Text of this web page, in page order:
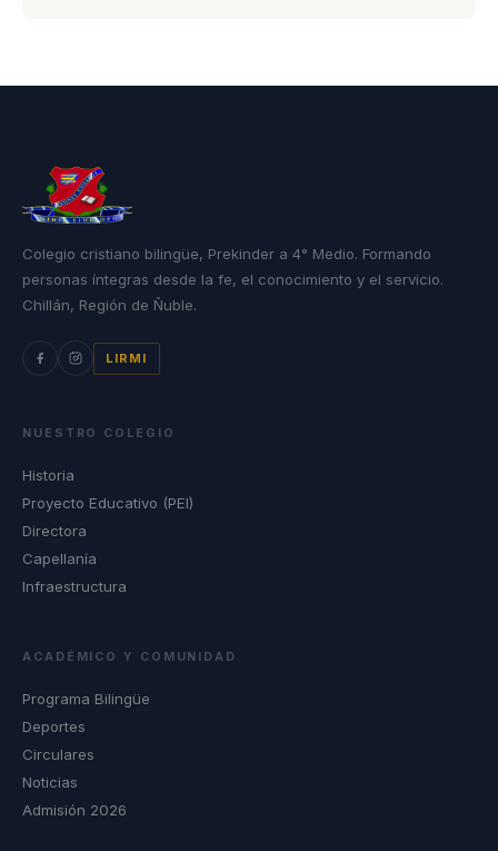
Colegio cristiano bilingüe, Prekinder a 4° Medio. Formando
personas íntegras desde la fe, el conocimiento y el servicio.
Chillán, Región de Ñuble.
LIRMI
NUESTRO COLEGIO
Historia
Proyecto Educativo (PEI)
Directora
Capellanía
Infraestructura
ACADÉMICO Y COMUNIDAD
Programa Bilingüe
Deportes
Circulares
Noticias
Admisión 2026